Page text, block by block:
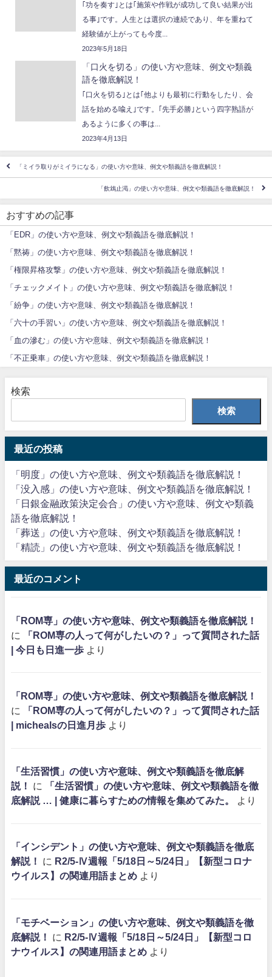
｢功を奏す｣とは｢施策や作戦が成功して良い結果が出
る事｣です。人生とは選択の連続であり、年を重ねて
経験値が上がっても今度...
2023年5月18日
「口火を切る」の使い方や意味、例文や類義
語を徹底解説！
｢口火を切る｣とは｢他よりも最初に行動をしたり、会
話を始める喩え｣です。｢先手必勝｣という四字熟語が
あるように多くの事は...
2023年4月13日
「ミイラ取りがミイラになる」の使い方や意味、例文や類義語を徹底解説！
「飲鴆止渇」の使い方や意味、例文や類義語を徹底解説！
おすすめの記事
「EDR」の使い方や意味、例文や類義語を徹底解説！
「黙祷」の使い方や意味、例文や類義語を徹底解説！
「権限昇格攻撃」の使い方や意味、例文や類義語を徹底解説！
「チェックメイト」の使い方や意味、例文や類義語を徹底解説！
「紛争」の使い方や意味、例文や類義語を徹底解説！
「六十の手習い」の使い方や意味、例文や類義語を徹底解説！
「血の滲む」の使い方や意味、例文や類義語を徹底解説！
「不正乗車」の使い方や意味、例文や類義語を徹底解説！
検索
検索
最近の投稿
「明度」の使い方や意味、例文や類義語を徹底解説！
「没入感」の使い方や意味、例文や類義語を徹底解説！
「日銀金融政策決定会合」の使い方や意味、例文や類義
語を徹底解説！
「葬送」の使い方や意味、例文や類義語を徹底解説！
「精読」の使い方や意味、例文や類義語を徹底解説！
最近のコメント
「ROM専」の使い方や意味、例文や類義語を徹底解説！
に
「ROM専の人って何がしたいの？」って質問された話
| 今日も日進一歩 より
「ROM専」の使い方や意味、例文や類義語を徹底解説！
に
「ROM専の人って何がしたいの？」って質問された話
| michealsの日進月歩 より
「生活習慣」の使い方や意味、例文や類義語を徹底解
説！
に
「生活習慣」の使い方や意味、例文や類義語を徹
底解説 … | 健康に暮らすための情報を集めてみた。
より
「インシデント」の使い方や意味、例文や類義語を徹底
解説！
に R2/5-Ⅳ週報「5/18日～5/24日」【新型コロナ
ウイルス】の関連用語まとめ より
「モチベーション」の使い方や意味、例文や類義語を徹
底解説！
に R2/5-Ⅳ週報「5/18日～5/24日」【新型コロ
ナウイルス】の関連用語まとめ より